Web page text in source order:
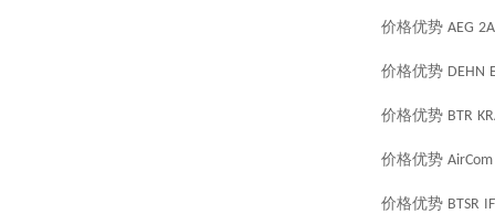
价格优势 AEG
价格优势 DEHN
价格优势 BTR
价格优势 AirCom
价格优势 BTSR